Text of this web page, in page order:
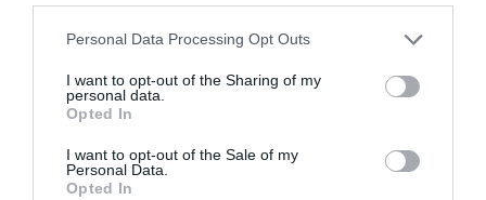
Please note that this website/app uses one or more Google
not limited to your visit or usage behaviour. You may click to
grant or deny consent to Google and its third-party tags to
use your data for below specified purposes in below Google
consent section.
Personal Data Processing Opt Outs
I want to opt-out of the Sharing of my
personal data.
Opted In
I want to opt-out of the Sale of my
Personal Data.
Opted In
most azt is megtudta, mi a terve a jövőre nézve:
– Egy barátnőmmel már évek óta van egy minőségi
póthajakat áruló szalonunk, abban mindenképp
továbbra is aktív leszek. Álmom, hogy a
szülővárosomban, Szigligeten legyen egy kis panziónk.